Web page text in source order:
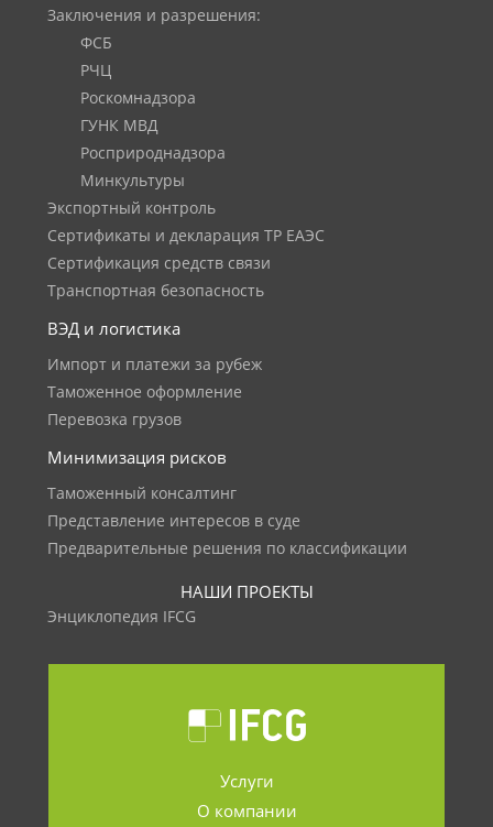
Заключения и разрешения:
ФСБ
РЧЦ
Роскомнадзора
ГУНК МВД
Росприроднадзора
Минкультуры
Экспортный контроль
Сертификаты и декларация ТР ЕАЭС
Сертификация средств связи
Транспортная безопасность
ВЭД и логистика
Импорт и платежи за рубеж
Таможенное оформление
Перевозка грузов
Минимизация рисков
Таможенный консалтинг
Представление интересов в суде
Предварительные решения по классификации
НАШИ ПРОЕКТЫ
Энциклопедия IFCG
Услуги
О компании